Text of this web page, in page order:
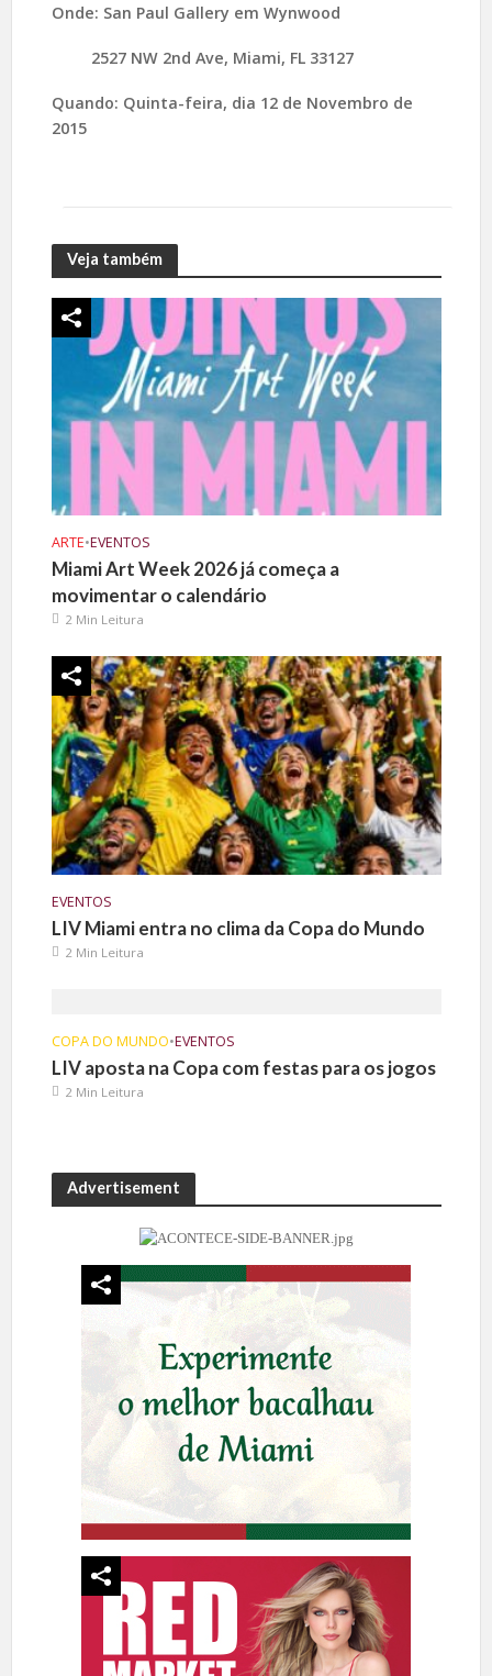
Onde: San Paul Gallery em Wynwood
2527 NW 2nd Ave, Miami, FL 33127
Quando: Quinta-feira, dia 12 de Novembro de
2015
Veja também
ARTE•EVENTOS
Miami Art Week 2026 já começa a
movimentar o calendário
2 Min Leitura
EVENTOS
LIV Miami entra no clima da Copa do Mundo
2 Min Leitura
COPA DO MUNDO•EVENTOS
LIV aposta na Copa com festas para os jogos
2 Min Leitura
Advertisement